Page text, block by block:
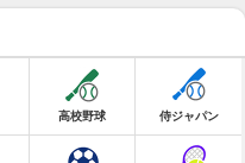
高校野球 侍ジャパン